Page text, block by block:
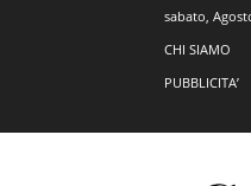
sabato,
CHI SIAMO
PUBBLICITA’